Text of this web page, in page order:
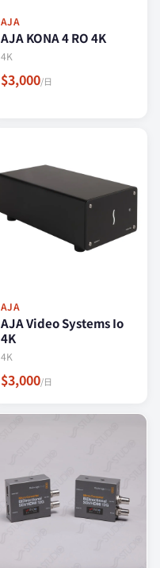
AJA
AJA KONA 4 RO 4K
4K
$3,000/日
AJA
AJA Video Systems Io
4K
4K
$3,000/日